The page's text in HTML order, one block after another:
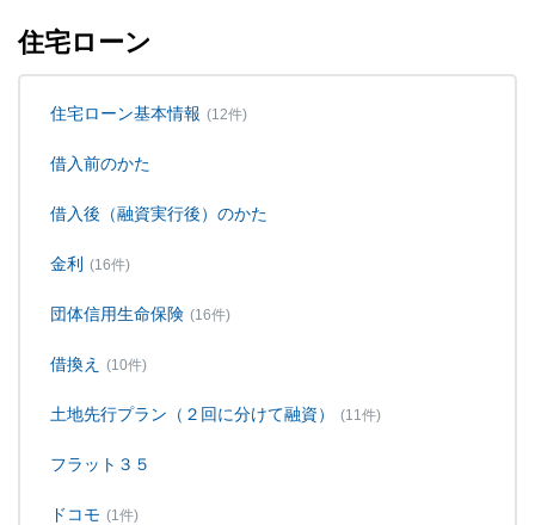
住宅ローン
住宅ローン基本情報 (12件)
借入前のかた
借入後（融資実行後）のかた
金利 (16件)
団体信用生命保険 (16件)
借換え (10件)
土地先行プラン（２回に分けて融資） (11件)
フラット３５
ドコモ (1件)